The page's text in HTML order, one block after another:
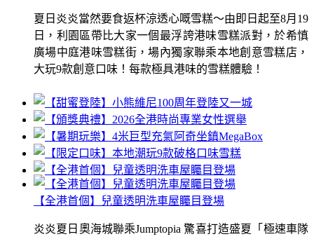
夏日炎炎當然要食返杯涼透心嘅雪糕～由即日起至8月19
日，利園區帶比大家一個最浮誇港味雪糕派對，於希慎
廣場中庭港味雪糕街，場內獨家聯乘本地創意雪糕店，
大玩9款創意口味！每款極具港味的雪糕體驗！
【全港首個】兒童透明洗車屋矚目登場
炎炎夏日奧海城聯乘Jumptopia 驚喜打造盛夏「極速車隊